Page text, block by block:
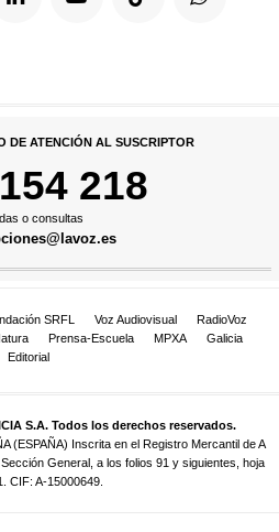
DE ATENCIÓN AL SUSCRIPTOR
218
o consultas
SRFL Voz Audiovisual
RadioVoz
Prensa-Escuela MPXA
Galicia
Editorial
S.A. Todos los derechos reservados.
(ESPAÑA) Inscrita en el Registro Mercantil de A
General, a los folios 91 y siguientes, hoja
CIF: A-15000649.